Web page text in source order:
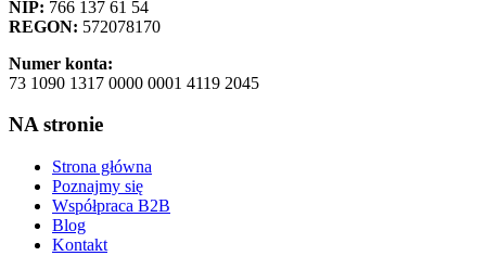
NIP: 766 137 61 54
REGON: 572078170
Numer konta:
73 1090 1317 0000 0001 4119 2045
NA stronie
Strona główna
Poznajmy się
Współpraca B2B
Blog
Kontakt